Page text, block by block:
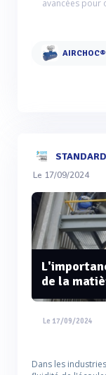
avancées pour
AIRCHOC®
Le 17/09/2024
de la
Le 17/09/2024
Dans les